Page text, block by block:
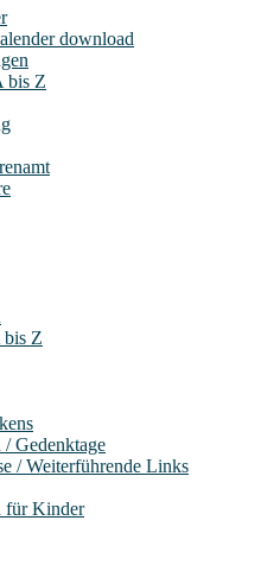
download
bis Z
bis Z
/ Gedenktage
/ Weiterführende Links
für Kinder